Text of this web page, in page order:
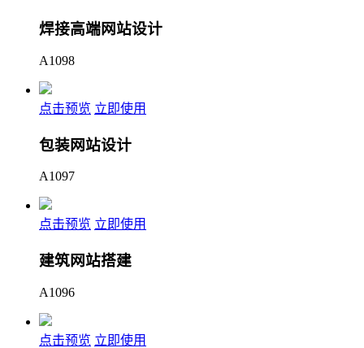
焊接高端网站设计
A1098
点击预览 立即使用
包装网站设计
A1097
点击预览 立即使用
建筑网站搭建
A1096
点击预览 立即使用